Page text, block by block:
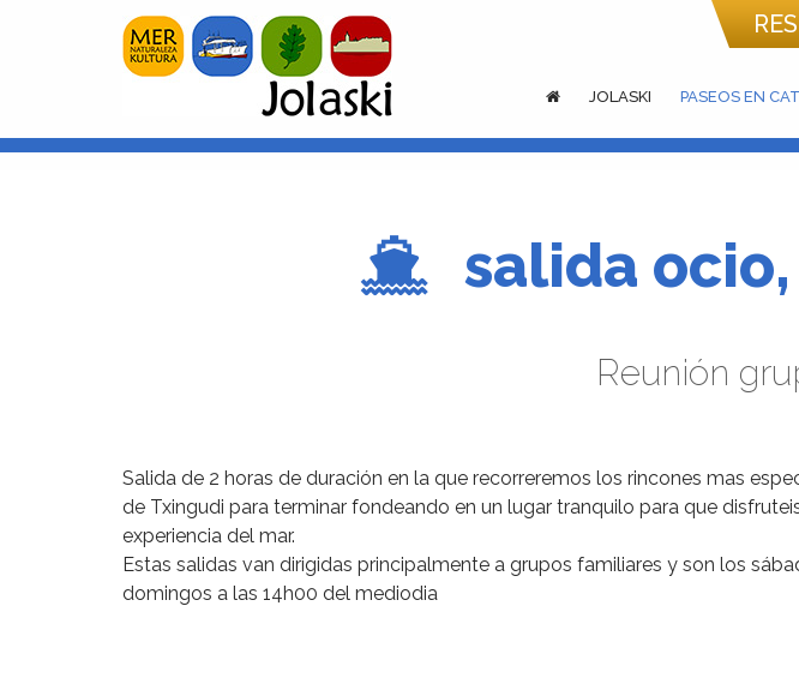
JOLASKI PASEOS EN
salida
Reunión
Salida de 2 horas de duración en la que recorreremos los rincones mas
de Txingudi para terminar fondeando en un lugar tranquilo para que
experiencia del mar.
Estas salidas van dirigidas principalmente a grupos familiares y son los
domingos a las 14h00 del mediodia